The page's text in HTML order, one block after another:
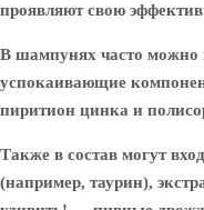
проявляют свою
В шампунях часто можно
успокаивающие
пиритион цинка и
Также в состав могут
(например, таурин),